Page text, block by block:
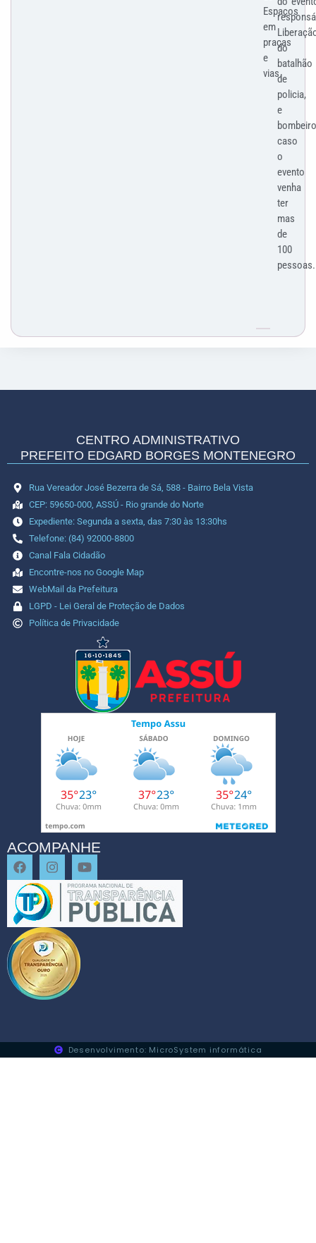
Espaços
em
praças
e
vias.
do
batalhão
de
policia,
e
caso
o
evento
venha
ter
mas
de
100
pessoas.
CENTRO ADMINISTRATIVO
PREFEITO EDGARD BORGES MONTENEGRO
Rua Vereador José Bezerra de Sá, 588 - Bairro Bela Vista
CEP: 59650-000, ASSÚ - Rio grande do Norte
Expediente: Segunda a sexta, das 7:30 às 13:30hs
Telefone: (84) 92000-8800
Canal Fala Cidadão
Encontre-nos no Google Map
WebMail da Prefeitura
LGPD - Lei Geral de Proteção de Dados
Política de Privacidade
ACOMPANHE
Desenvolvimento: MicroSystem informática